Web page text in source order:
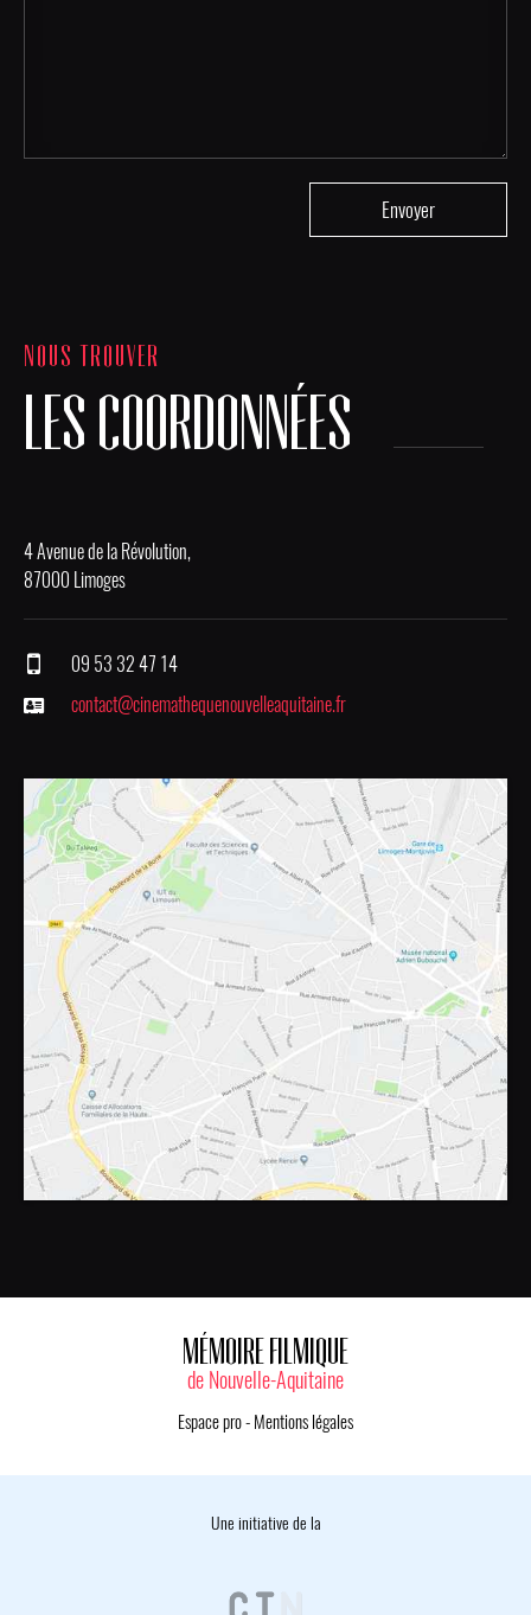
NOUS TROUVER
LES COORDONNÉES
4 Avenue de la Révolution,
87000 Limoges
09 53 32 47 14
contact@cinemathequenouvelleaquitaine.fr
MÉMOIRE FILMIQUE
de Nouvelle-Aquitaine
Espace pro- Mentions légales
Une initiative de la